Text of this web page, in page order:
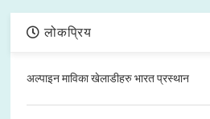
लोकप्रिय
अल्पाइन माविका खेलाडीहरु भारत प्रस्थान